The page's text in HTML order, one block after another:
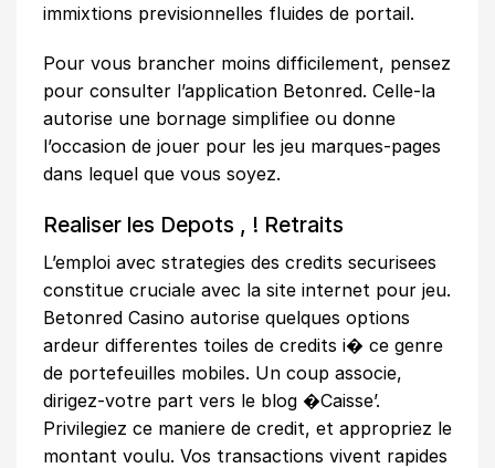
immixtions previsionnelles fluides de portail.
Pour vous brancher moins difficilement, pensez
pour consulter l’application Betonred. Celle-la
autorise une bornage simplifiee ou donne
l’occasion de jouer pour les jeu marques-pages
dans lequel que vous soyez.
Realiser les Depots , ! Retraits
L’emploi avec strategies des credits securisees
constitue cruciale avec la site internet pour jeu.
Betonred Casino autorise quelques options
ardeur differentes toiles de credits i� ce genre
de portefeuilles mobiles. Un coup associe,
dirigez-votre part vers le blog �Caisse’.
Privilegiez ce maniere de credit, et appropriez le
montant voulu. Vos transactions vivent rapides